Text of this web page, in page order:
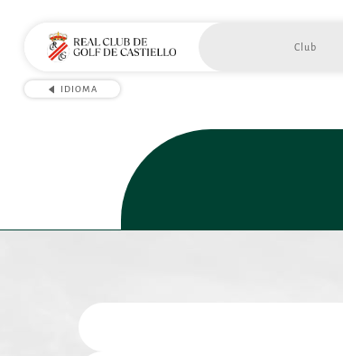
Club
IDIOMA